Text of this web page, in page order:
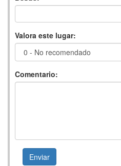
Valora este lugar:
Comentario: